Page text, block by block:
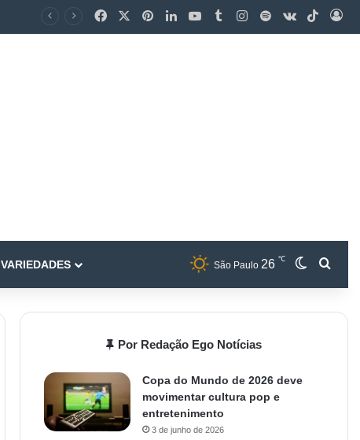
VARIEDADES São Paulo 26 ℃
Por Redação Ego Notícias
Copa do Mundo de 2026 deve
movimentar cultura pop e
entretenimento
3 de junho de 2026